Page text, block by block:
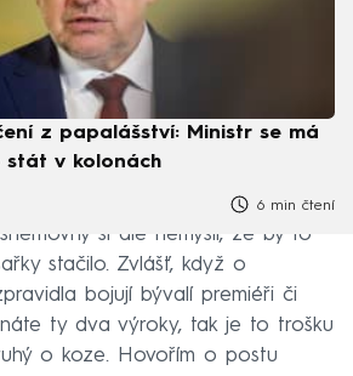
z papalášství: Ministr se má
stát v kolonách
6 min čtení
si ale nemyslí, že by to
stačilo. Zvlášť, když o
bojují bývalí premiéři či
ty dva výroky, tak je to trošku
o koze. Hovořím o postu